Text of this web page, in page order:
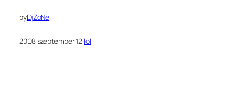
byDjZoNe
2008 szeptember 12·lol